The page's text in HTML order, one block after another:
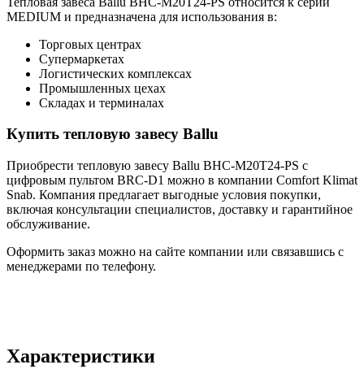
MEDIUM и предназначена для использования в:
Торговых центрах
Супермаркетах
Логистических комплексах
Промышленных цехах
Складах и терминалах
Купить тепловую завесу Ballu
Приобрести тепловую завесу Ballu BHC-M20T24-PS с
цифровым пультом BRC-D1 можно в компании Comfort Klimat
Snab. Компания предлагает выгодные условия покупки,
включая консультации специалистов, доставку и гарантийное
обслуживание.
Оформить заказ можно на сайте компании или связавшись с
менеджерами по телефону.
Характеристики